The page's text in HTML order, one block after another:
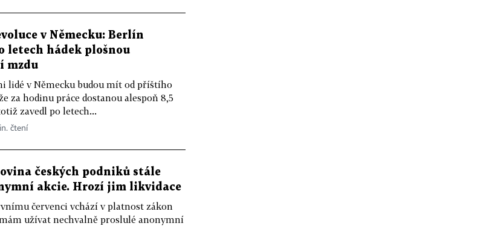
v Německu: Berlín
letech hádek plošnou
mzdu
lidé v Německu budou mít od příštího
za hodinu práce dostanou alespoň 8,5
zavedl po letech...
čtení
českých podniků stále
akcie. Hrozí jim likvidace
červenci vchází v platnost zákon
užívat nechvalně proslulé anonymní